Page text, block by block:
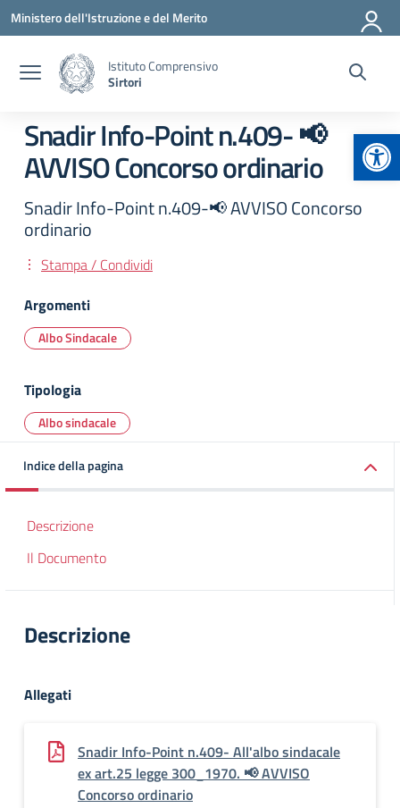
Vai ai contenuti
Vai al menu di navigazione
Vai al footer
Ministero dell'Istruzione e del Merito
Istituto Comprensivo
Sirtori
Snadir Info-Point n.409- 📢
AVVISO Concorso ordinario
Snadir Info-Point n.409-📢 AVVISO Concorso
ordinario
Stampa / Condividi
Argomenti
Albo Sindacale
Tipologia
Albo sindacale
Indice della pagina
Descrizione
Il Documento
Descrizione
Allegati
Snadir Info-Point n.409- All'albo sindacale
ex art.25 legge 300_1970. 📢 AVVISO
Concorso ordinario